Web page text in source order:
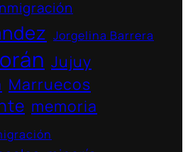
Jorgelina Barrera
Jujuy
Marruecos
memoria